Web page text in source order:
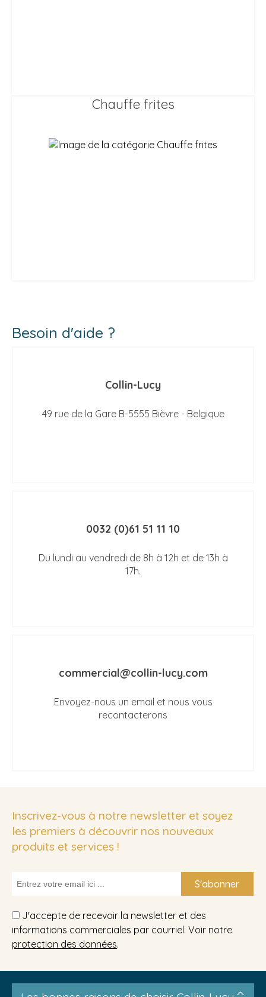
Chauffe frites
Besoin d'aide ?
Collin-Lucy
49 rue de la Gare B-5555 Bièvre - Belgique
0032 (0)61 51 11 10
Du lundi au vendredi de 8h à 12h et de 13h à
17h.
commercial@collin-lucy.com
Envoyez-nous un email et nous vous
recontacterons
Inscrivez-vous à notre newsletter et soyez
les premiers à découvrir nos nouveaux
produits et services !
S'abonner
J'accepte de recevoir la newsletter et des
informations commerciales par courriel. Voir notre
protection des données.